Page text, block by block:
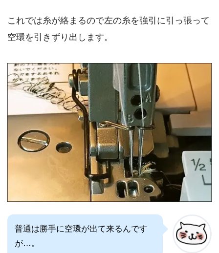
これでは糸が絡まるので左の糸を強引に引っ張って
空環を引きずり出します。
普通は勝手に空環が出て来るんです
が…。